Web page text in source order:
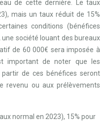
de cette dernière. Le taux
mais un taux réduit de 15%
conditions (bénéfices
société louant des bureaux
de 60 000€ sera imposée à
important de noter que les
de ces bénéfices seront
revenu ou aux prélèvements
normal en 2023), 15% pour